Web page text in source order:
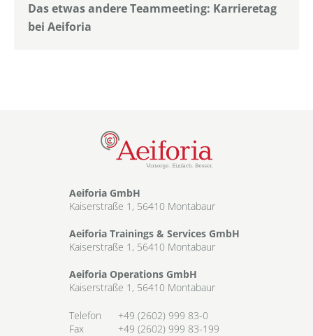
Das etwas andere Teammeeting: Karrieretag
bei Aeiforia
Aeiforia GmbH
Kaiserstraße 1, 56410 Montabaur
Aeiforia Trainings & Services GmbH
Kaiserstraße 1, 56410 Montabaur
Aeiforia Operations GmbH
Kaiserstraße 1, 56410 Montabaur
Telefon
+49 (2602) 999 83-0
Fax
+49 (2602) 999 83-199